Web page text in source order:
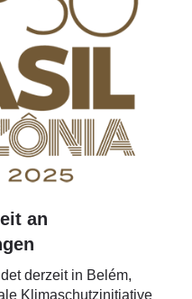
an
derzeit in Belém,
Klimaschutzinitiative